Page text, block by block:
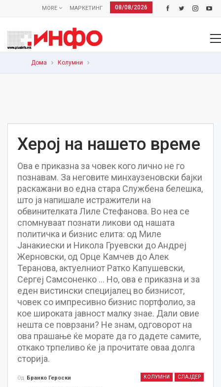
08/08/2026
МАРКЕТИНГ
MORE
Дома Колумни
Херој на нашето време
Ова е приказна за човек кого лично не го
познавам. За неговите минхаузеновски бајки
раскажани во една стара Службена белешка,
што ја напишале истражители на
обвинителката Лиле Стефанова. Во неа се
спомнуваат познати ликови од нашата
политичка и бизнис елита: од Миле
Јанакиески и Никола Груевски до Андреј
Жерновски, од Орце Камчев до Алек
Теранова, актуелниот Ратко Капушевски,
Сергеј Самсоненко … Но, ова е приказна и за
еден вистински специјалец во бизнисот,
човек со импресивно бизнис портфолио, за
кое широката јавност малку знае. Дали овие
нешта се поврзани? Не знам, одговорот на
ова прашање ќе морате да го дадете самите,
откако трпеливо ќе ја прочитате оваа долга
сторија.
КОЛУМНИ СЛАЈДЕР
Од
Бранко Героски